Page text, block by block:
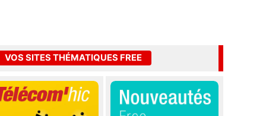
VOS SITES THÉMATIQUES FREE